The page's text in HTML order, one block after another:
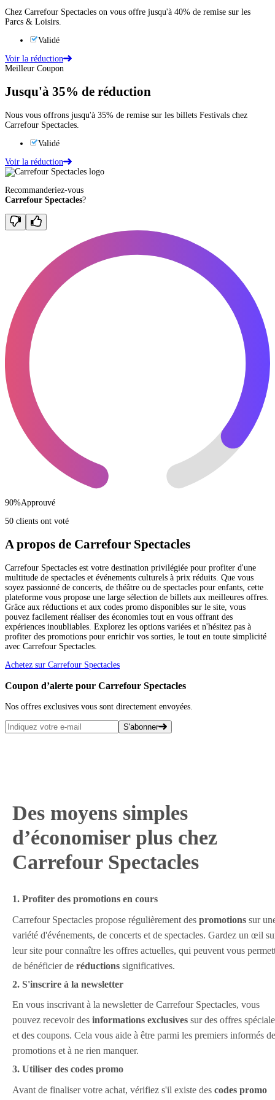
Chez Carrefour Spectacles on vous offre jusqu'à 40% de remise sur les
Parcs & Loisirs.
Validé
Voir la réduction
Meilleur Coupon
Jusqu'à 35% de réduction
Nous vous offrons jusqu'à 35% de remise sur les billets Festivals chez
Carrefour Spectacles.
Validé
Voir la réduction
Recommanderiez-vous
Carrefour Spectacles?
90%Approuvé
50 clients ont voté
A propos de Carrefour Spectacles
Carrefour Spectacles est votre destination privilégiée pour profiter d'une
multitude de spectacles et événements culturels à prix réduits. Que vous
soyez passionné de concerts, de théâtre ou de spectacles pour enfants, cette
plateforme vous propose une large sélection de billets aux meilleures offres.
Grâce aux réductions et aux codes promo disponibles sur le site, vous
pouvez facilement réaliser des économies tout en vous offrant des
expériences inoubliables. Explorez les options variées et n'hésitez pas à
profiter des promotions pour enrichir vos sorties, le tout en toute simplicité
avec Carrefour Spectacles.
Achetez sur Carrefour Spectacles
Coupon d’alerte pour Carrefour Spectacles
Nos offres exclusives vous sont directement envoyées.
S'abonner
Des moyens simples
d’économiser plus chez
Carrefour Spectacles
1. Profiter des promotions en cours
Carrefour Spectacles propose régulièrement des promotions sur
variété d'événements, de concerts et de spectacles. Gardez un œil
leur site pour connaître les offres actuelles, qui peuvent vous
de bénéficier de réductions significatives.
2. S'inscrire à la newsletter
En vous inscrivant à la newsletter de Carrefour Spectacles, vous
pouvez recevoir des informations exclusives sur des offres
et des coupons. Cela vous aide à être parmi les premiers informés
promotions et à ne rien manquer.
3. Utiliser des codes promo
Avant de finaliser votre achat, vérifiez s'il existe des codes promo